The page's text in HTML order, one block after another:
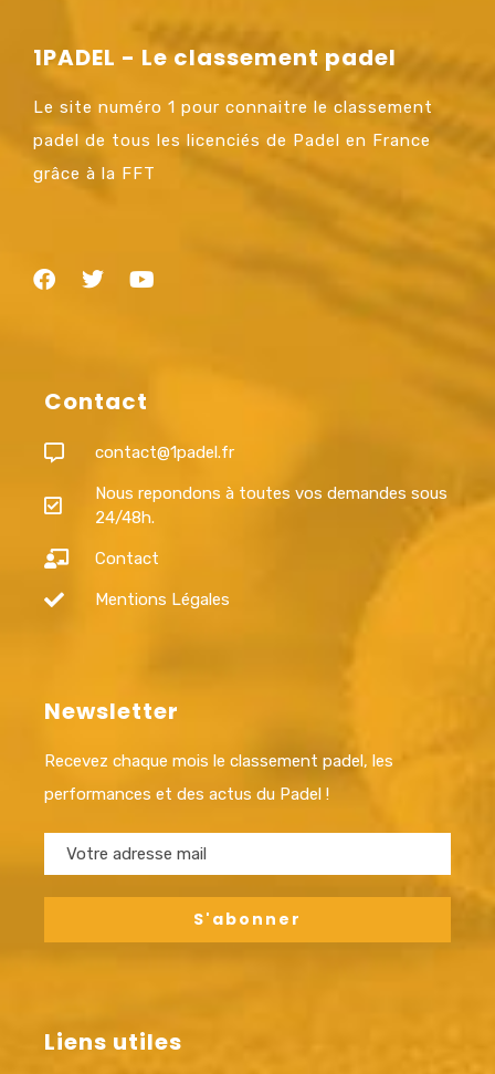
1PADEL - Le classement padel
Le site numéro 1 pour connaitre le classement
padel de tous les licenciés de Padel en France
grâce à la FFT
Contact
contact@1padel.fr
Nous repondons à toutes vos demandes sous
24/48h.
Contact
Mentions Légales
Newsletter
Recevez chaque mois le classement padel, les
performances et des actus du Padel !
Liens utiles